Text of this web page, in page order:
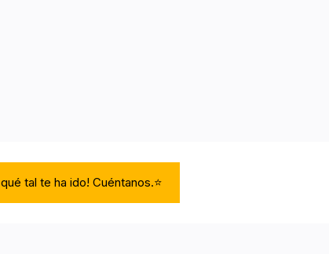
tal te ha ido! Cuéntanos.⭐